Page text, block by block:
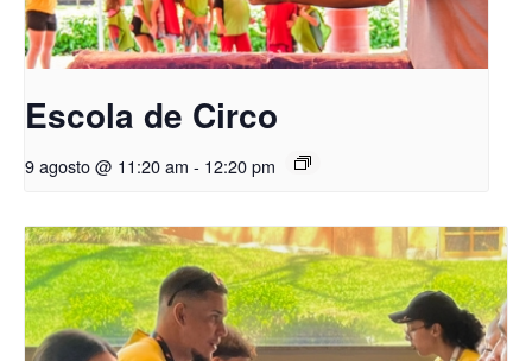
Escola de Circo
9 agosto @ 11:20 am - 12:20 pm